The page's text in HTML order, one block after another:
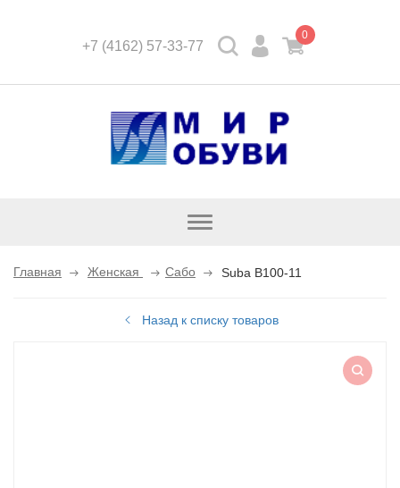
+7 (4162) 57-33-77
0
Открыть
Главная Женская Сабо Suba B100-11
Назад к списку товаров